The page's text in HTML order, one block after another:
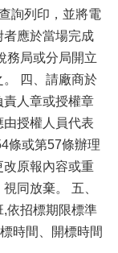
詢列印，並將電
應於當場完成
務局或分局開立
四、請廠商於
人章或授權章
授權人員代表
條或第57條辦理
改原報內容或重
同放棄。 五、
依招標期限標準
時間、開標時間